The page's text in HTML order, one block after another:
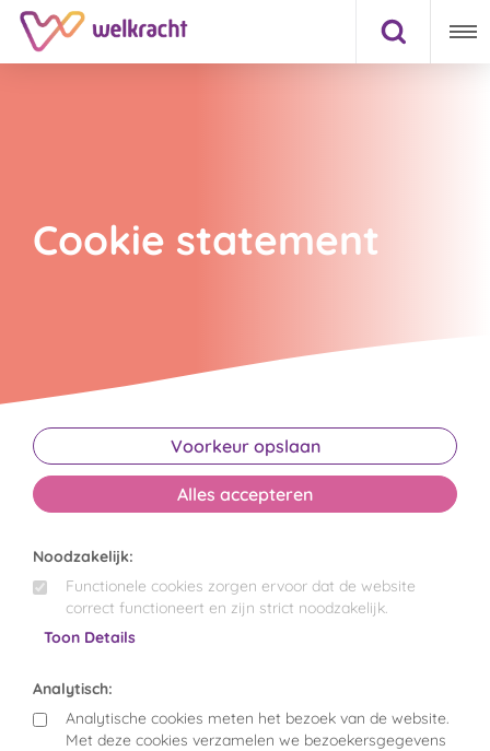
Cookie statement
Voorkeur opslaan
Alles accepteren
Noodzakelijk:
Functionele cookies zorgen ervoor dat de website
correct functioneert en zijn strict noodzakelijk.
Toon Details
Analytisch:
Analytische cookies meten het bezoek van de website.
Met deze cookies verzamelen we bezoekersgegevens